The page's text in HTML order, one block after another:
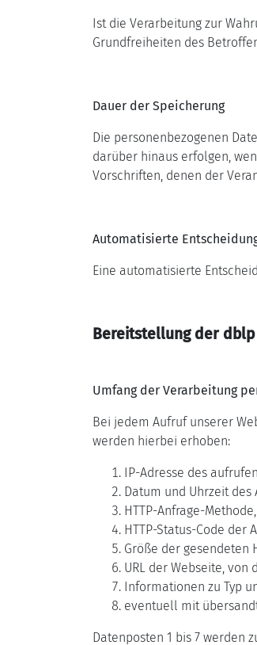
Ist die Verarbeitung zur
Grundfreiheiten des
Dauer der Speicherung
Die personenbezogenen
darüber hinaus erfolgen,
Vorschriften, denen der
Automatisierte
Eine automatisierte
Bereitstellung der dblp
Umfang der Verarbeitung
Bei jedem Aufruf unserer
werden hierbei erhoben:
IP-Adresse des
Datum und Uhrzeit des
HTTP-Anfrage-
HTTP-Status-Code der
Größe der gesendeten
URL der Webseite,
Informationen zu Typ
eventuell mit
Datenposten 1 bis 7 werden